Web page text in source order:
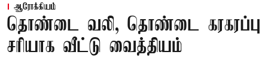
ஆரோக்கியம்
தொண்டை வலி, தொண்டை கரகரப்பு
சரியாக வீட்டு வைத்தியம்